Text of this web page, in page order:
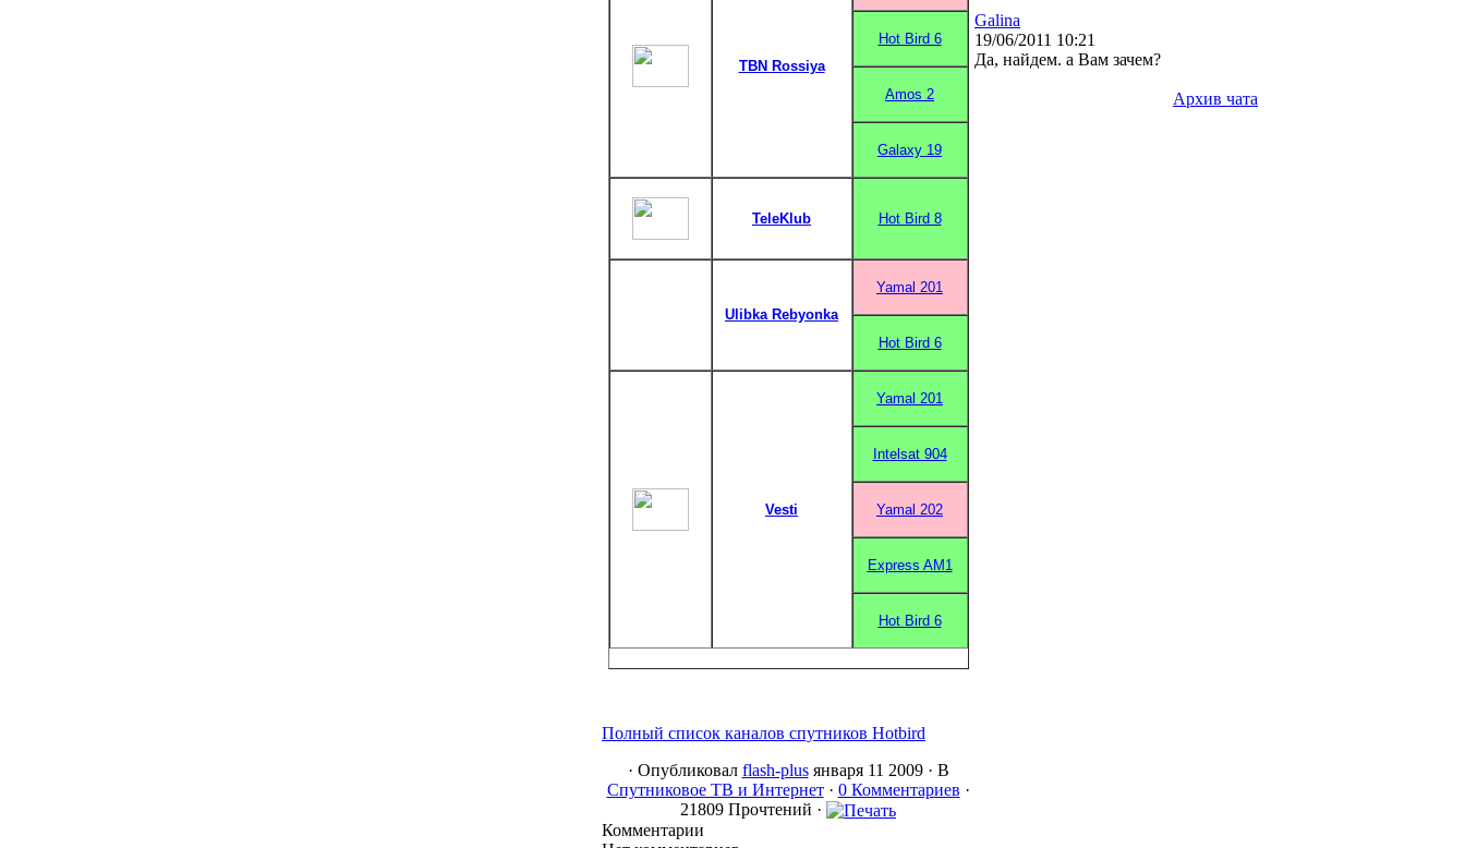
TBN Rossiya
Hot Bird 6
Amos 2
Galaxy 19
TeleKlub Hot Bird 8
Ulibka Rebyonka
Yamal 201
Hot Bird 6
Vesti
Yamal 201
Intelsat 904
Yamal 202
Express AM1
Hot Bird 6
Полный список каналов спутников Hotbird
· Опубликовал flash-plusянваря 11 2009 · В
Спутниковое ТВ и Интернет· 0 Комментариев ·
21809 Прочтений ·
Комментарии
Galina
19/06/2011 10:21
Да, найдем. а Вам зачем?
Архив чата